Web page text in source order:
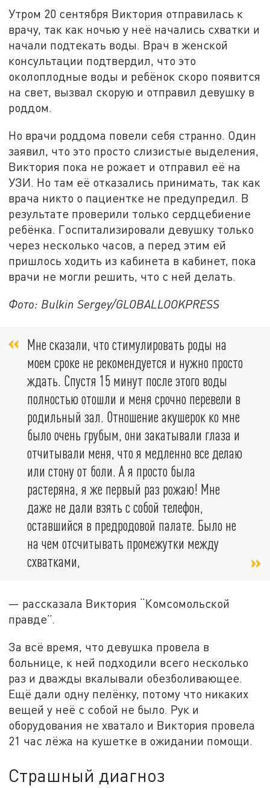
Утром 20 сентября Виктория отправилась к
врачу, так как ночью у неё начались схватки и
начали подтекать воды. Врач в женской
консультации подтвердил, что это
околоплодные воды и ребёнок скоро появится
на свет, вызвал скорую и отправил девушку в
роддом.
Но врачи роддома повели себя странно. Один
заявил, что это просто слизистые выделения,
Виктория пока не рожает и отправил её на
УЗИ. Но там её отказались принимать, так как
врача никто о пациентке не предупредил. В
результате проверили только сердцебиение
ребёнка. Госпитализировали девушку только
через несколько часов, а перед этим ей
пришлось ходить из кабинета в кабинет, пока
врачи не могли решить, что с ней делать.
Фото: Bulkin Sergey/GLOBALLOOKPRESS
Мне сказали, что стимулировать роды на
моем сроке не рекомендуется и нужно просто
ждать. Спустя 15 минут после этого воды
полностью отошли и меня срочно перевели в
родильный зал. Отношение акушерок ко мне
было очень грубым, они закатывали глаза и
отчитывали меня, что я медленно все делаю
или стону от боли. А я просто была
растеряна, я же первый раз рожаю! Мне
даже не дали взять с собой телефон,
оставшийся в предродовой палате. Было не
на чем отсчитывать промежутки между
схватками,
— рассказала Виктория “Комсомольской
правде”.
За всё время, что девушка провела в
больнице, к ней подходили всего несколько
раз и дважды вкалывали обезболивающее.
Ещё дали одну пелёнку, потому что никаких
вещей у неё с собой не было. Рук и
оборудования не хватало и Виктория провела
21 час лёжа на кушетке в ожидании помощи.
Страшный диагноз